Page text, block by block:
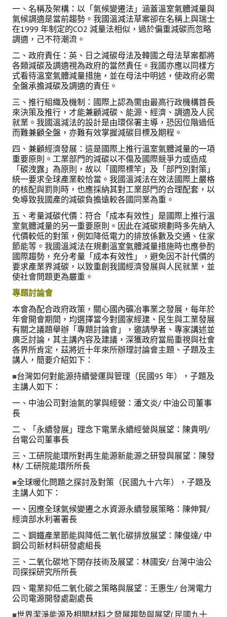
鑛冶期刊 (需登入會員)
鑛冶期刊徵稿
年會手冊
專題討論會論文集
鑽禧紀念冊
礦冶工程名詞與礦冶辭典
活動專區
歷年年會
年會活動
國際交流活動
兩岸交流活動
活動照片
活動影片
相關連結
聯絡我們
(測試)
會員申請
會員登入
一、名稱及架構：以「氣候變遷法」涵蓋溫室氣體減量與
氣候調適是當前趨勢。我國溫減法草案卻在名稱上與瑞士
在1999 年制定的CO2 減量法相似，過於偏重減碳而忽略
調適，己不符潮流。
二、政府責任：英、日之減碳母法及韓國之母法草案都將
各類減碳及調適視為政府的當然責任。我國亦應以同樣方
式看待溫室氣體減量措施，並在母法中明述，使政府必需
全盤承擔減碳及調適的責任。
三、 推行組織及機制：國際上認為需由最高行政機構首長
來決策及推行，才能兼顧減碳、能源、經濟、調適及人民
就業。我國溫減法的設計是由環保署主導，恐因位階過低
而難兼顧全盤，亦難有效掌握減碳目標及期程。
四、兼顧經濟發展：這是國際上推行溫室氣體減量的一項
重要原則。工業部門的減碳以不傷及國際競爭力或造成
「碳洩露」為原則，故以「國際標竿」及「部門別對策」
統一要求全球產業較恰當。我國溫減法在效法國際上嚴格
的核配與罰則時，也應採納其對工業部門的合理配套，以
免導致我國產的減碳負擔遠較各國同業為重。
五、考量減碳代價：符合「成本有效性」是國際上推行溫
室氣體減量的另一重要原則。因此在減碳規劃時多先納入
代價較低的對策，例如降低電力的排放係數及交通、住家
節能等。我國溫減法在規劃溫室氣體減量措施時也應參酌
國際趨勢，充分考量「成本有效性」，避免因不計代價的
要求產業界減碳，以致重創我國經濟發展與人民就業，並
使社會問題更為嚴重。
專題討論會
本會為配合政府政策，關心國內礦冶事業之發展，每年於
年會開會期間，均選擇當今對國家經建、民生與工業發展
有關之議題舉辦「專題討論會」，邀請學者、專家講述並
廣乏討論，其主講內容及建議，深獲政府當局重視與社會
各界所肯定，茲將近十年來所辦理討論會主題、子題及主
講人，簡要介紹如下：
■台灣如何對能源持續營運與管理（民國95 年），子題及
主講人如下：
一、中油公司對油氣的掌與經營：潘文炎/ 中油公司董事
長
二、「永續發展」理念下電業永續經營與展望：陳貴明/
台電公司董事長
三、工研院能環所對再生能源新能源之研發與展望：陳發
林/ 工研院能環所所長
■全球暖化問題之探討及對策（民國九十六年），子題及
主講人如下：
一、因應全球氣候變遷之水資源永續發展策略：陳伸賢/
經濟部水利署署長
二、鋼鐵產業節能與降低二氧化碳排放展望：陳俊達/ 中
鋼公司新材料研發處組長
三、二氧化碳地下閉存技術及展望：林國安/ 台灣中油公
司探採研究所所長
四、電業抑低二氧化碳之策略與展望：王惠生/ 台灣電力
公司電源開發處副處長
■世界潔淨能源及相關材料之發展趨勢與展望( 民國九十